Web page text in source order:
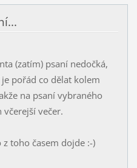
(zatím) psaní nedočká,
pořád co dělat kolem
na psaní vybraného
večer.
toho časem dojde :-)